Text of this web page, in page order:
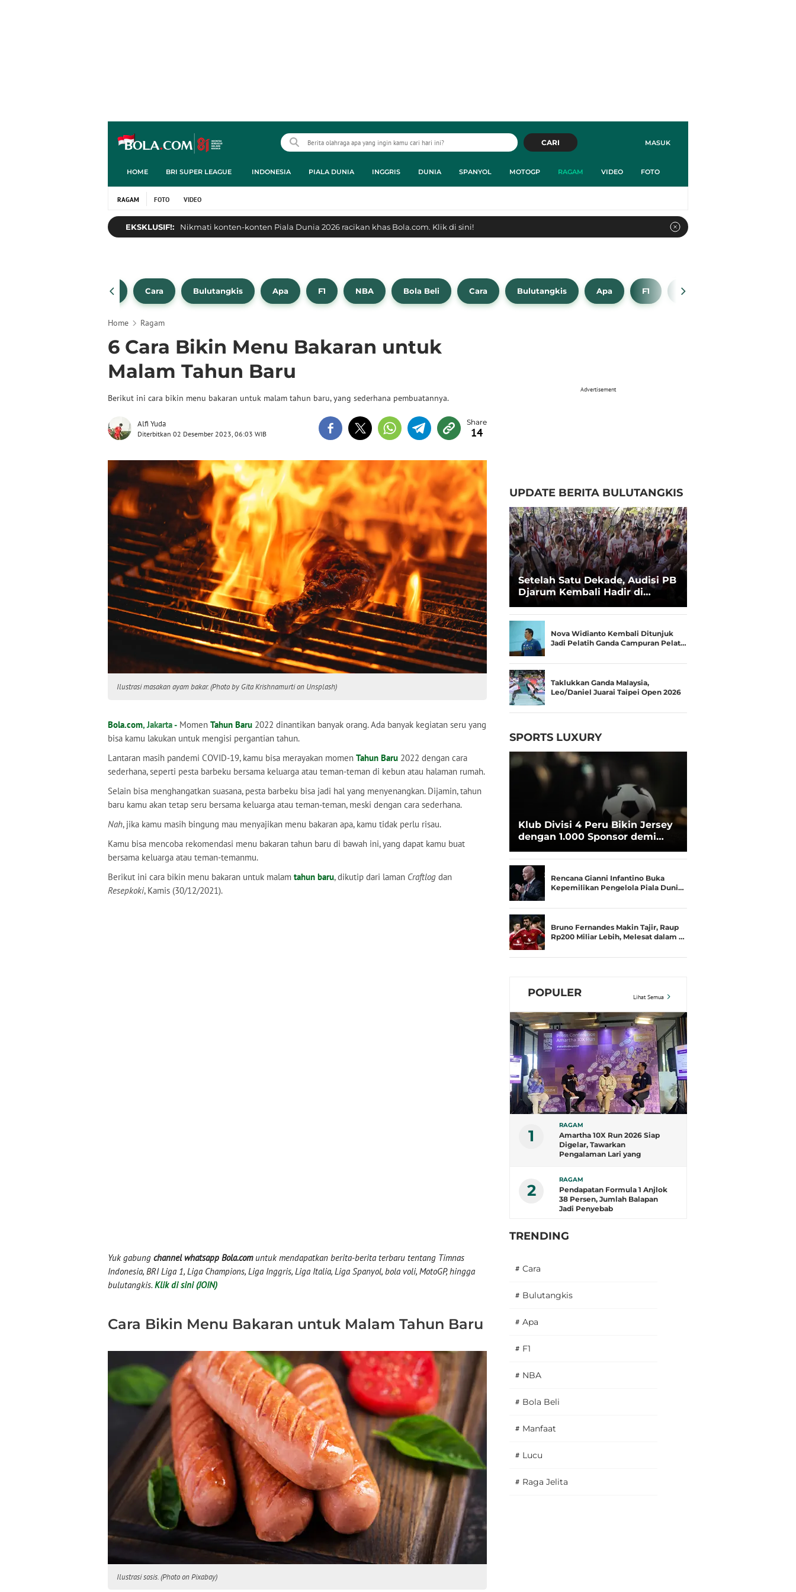
MASUK
CARI
HOME BRI SUPER LEAGUE INDONESIA PIALA DUNIA INGGRIS DUNIA SPANYOL MOTOGP RAGAM VIDEO FOTO
RAGAM FOTO VIDEO
EKSKLUSIF!: Nikmati konten-konten Piala Dunia 2026 racikan khas Bola.com. Klik di sini!
Bola Beli Cara Bulutangkis Apa F1 NBA Bola Beli Cara Bulutangkis Apa F1 NBA
Home Ragam
6 Cara Bikin Menu Bakaran untuk
Malam Tahun Baru
Berikut ini cara bikin menu bakaran untuk malam tahun baru, yang sederhana pembuatannya.
Alfi Yuda
Diterbitkan 02 Desember 2023, 06:03 WIB 14
Ilustrasi masakan ayam bakar. (Photo by Gita Krishnamurti on Unsplash)
Bola.com, Jakarta - Momen Tahun Baru 2022 dinantikan banyak orang. Ada banyak kegiatan seru yang
bisa kamu lakukan untuk mengisi pergantian tahun.
Lantaran masih pandemi COVID-19, kamu bisa merayakan momen Tahun Baru 2022 dengan cara
sederhana, seperti pesta barbeku bersama keluarga atau teman-teman di kebun atau halaman rumah.
Selain bisa menghangatkan suasana, pesta barbeku bisa jadi hal yang menyenangkan. Dijamin, tahun
baru kamu akan tetap seru bersama keluarga atau teman-teman, meski dengan cara sederhana.
Nah, jika kamu masih bingung mau menyajikan menu bakaran apa, kamu tidak perlu risau.
Kamu bisa mencoba rekomendasi menu bakaran tahun baru di bawah ini, yang dapat kamu buat
bersama keluarga atau teman-temanmu.
Berikut ini cara bikin menu bakaran untuk malam tahun baru, dikutip dari laman Craftlog dan
Resepkoki, Kamis (30/12/2021).
Yuk gabung channel whatsapp Bola.comuntuk mendapatkan berita-berita terbaru tentang Timnas
Indonesia, BRI Liga 1, Liga Champions, Liga Inggris, Liga Italia, Liga Spanyol, bola voli, MotoGP, hingga
bulutangkis. Klik di sini (JOIN)
Cara Bikin Menu Bakaran untuk Malam Tahun Baru
Ilustrasi sosis. (Photo on Pixabay)
Advertisement
UPDATE BERITA BULUTANGKIS
Setelah Satu Dekade, Audisi PB
Djarum Kembali Hadir di
Talenta Super
Nova Widianto Kembali Ditunjuk
Jadi Pelatih Ganda Campuran Pelat…
Taklukkan Ganda Malaysia,
Leo/Daniel Juarai Taipei Open 2026
SPORTS LUXURY
Klub Divisi 4 Peru Bikin Jersey
dengan 1.000 Sponsor demi
Rencana Gianni Infantino Buka
Kepemilikan Pengelola Piala Duni…
Bruno Fernandes Makin Tajir, Raup
Rp200 Miliar Lebih, Melesat dalam …
POPULER Lihat Semua
1
RAGAM
Amartha 10X Run 2026 Siap
Digelar, Tawarkan
Pengalaman Lari yang
2
RAGAM
Pendapatan Formula 1 Anjlok
38 Persen, Jumlah Balapan
Jadi Penyebab
TRENDING
# Cara
# Bulutangkis
# Apa
# F1
# NBA
# Bola Beli
# Manfaat
# Lucu
# Raga Jelita